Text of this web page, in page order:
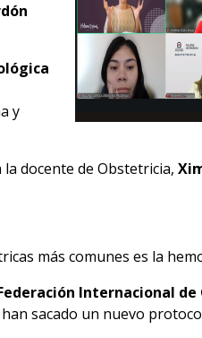
y
la docente de Obstetricia,
más comunes es la
Internacional de
sacado un nuevo